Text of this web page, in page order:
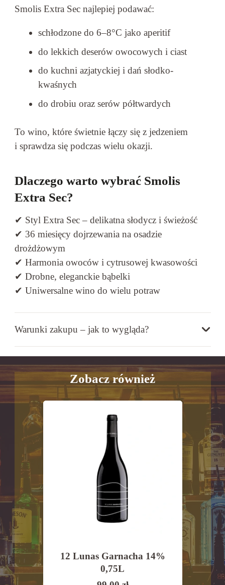
Smolis Extra Sec najlepiej podawać:
schłodzone do 6–8°C jako aperitif
do lekkich deserów owocowych i ciast
do kuchni azjatyckiej i dań słodko-
kwaśnych
do drobiu oraz serów półtwardych
To wino, które świetnie łączy się z jedzeniem
i sprawdza się podczas wielu okazji.
Dlaczego warto wybrać Smolis
Extra Sec?
✔ Styl Extra Sec – delikatna słodycz i świeżość
✔ 36 miesięcy dojrzewania na osadzie
drożdżowym
✔ Harmonia owoców i cytrusowej kwasowości
✔ Drobne, eleganckie bąbelki
✔ Uniwersalne wino do wielu potraw
Warunki zakupu – jak to wygląda?
Zobacz również
12 Lunas Garnacha 14%
0,75L